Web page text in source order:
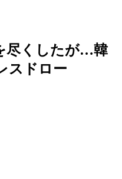
尽くしたが…韓
スドロー